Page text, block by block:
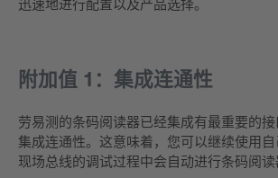
迅速地进行配置以及产品选择。
附加值 1：集成连通性
劳易测的条码阅读器已经集成有最重要的接
集成连通性。这意味着，您可以继续使用
现场总线的调试过程中会自动进行条码阅读